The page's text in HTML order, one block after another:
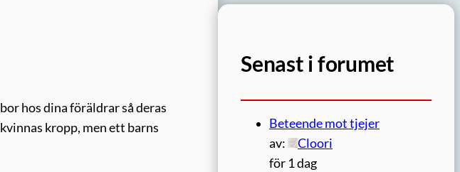
hos dina föräldrar så deras
kropp, men ett barns
Senast i forumet
Beteende mot tjejer
av:
Cloori
för 1 dag